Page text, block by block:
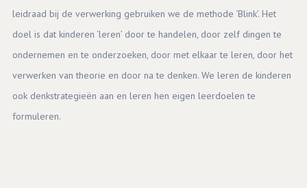
leidraad bij de verwerking gebruiken we de methode ‘Blink’. Het
doel is dat kinderen ‘leren’ door te handelen, door zelf dingen te
ondernemen en te onderzoeken, door met elkaar te leren, door het
verwerken van theorie en door na te denken. We leren de kinderen
ook denkstrategieën aan en leren hen eigen leerdoelen te
formuleren.